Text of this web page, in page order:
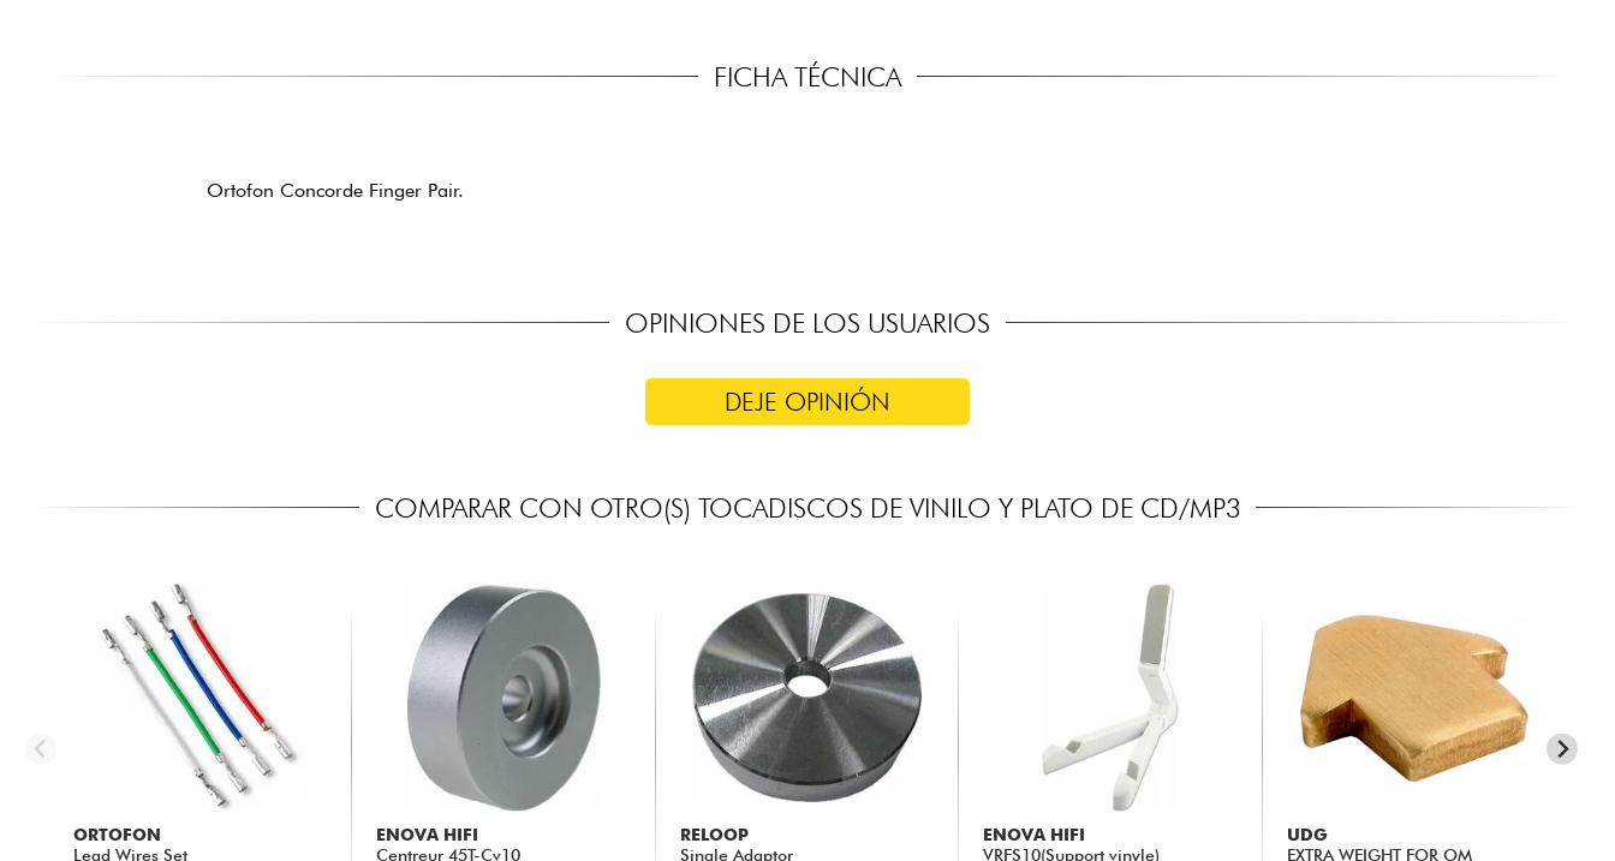
FICHA TÉCNICA
Ortofon Concorde Finger Pair.
OPINIONES DE LOS USUARIOS
DEJE OPINIÓN
COMPARAR CON OTRO(S) TOCADISCOS DE VINILO Y PLATO DE CD/MP3
ORTOFON
Lead Wires Set
ENOVA HIFI
Centreur 45T-Cv10
RELOOP
Single Adaptor
ENOVA HIFI
VRFS10(Support vinyle)
UDG
EXTRA WEIGHT FOR OM